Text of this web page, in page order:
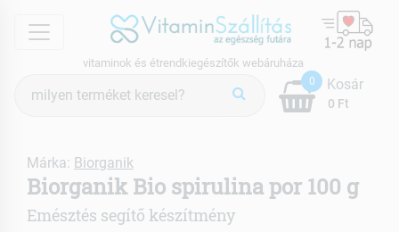
menu
vitaminok és étrendkiegészítők webáruháza
keresés
0
0 Ft
Kosár
Márka: Biorganik
Biorganik Bio spirulina por 100 g
Emésztés segítő készítmény